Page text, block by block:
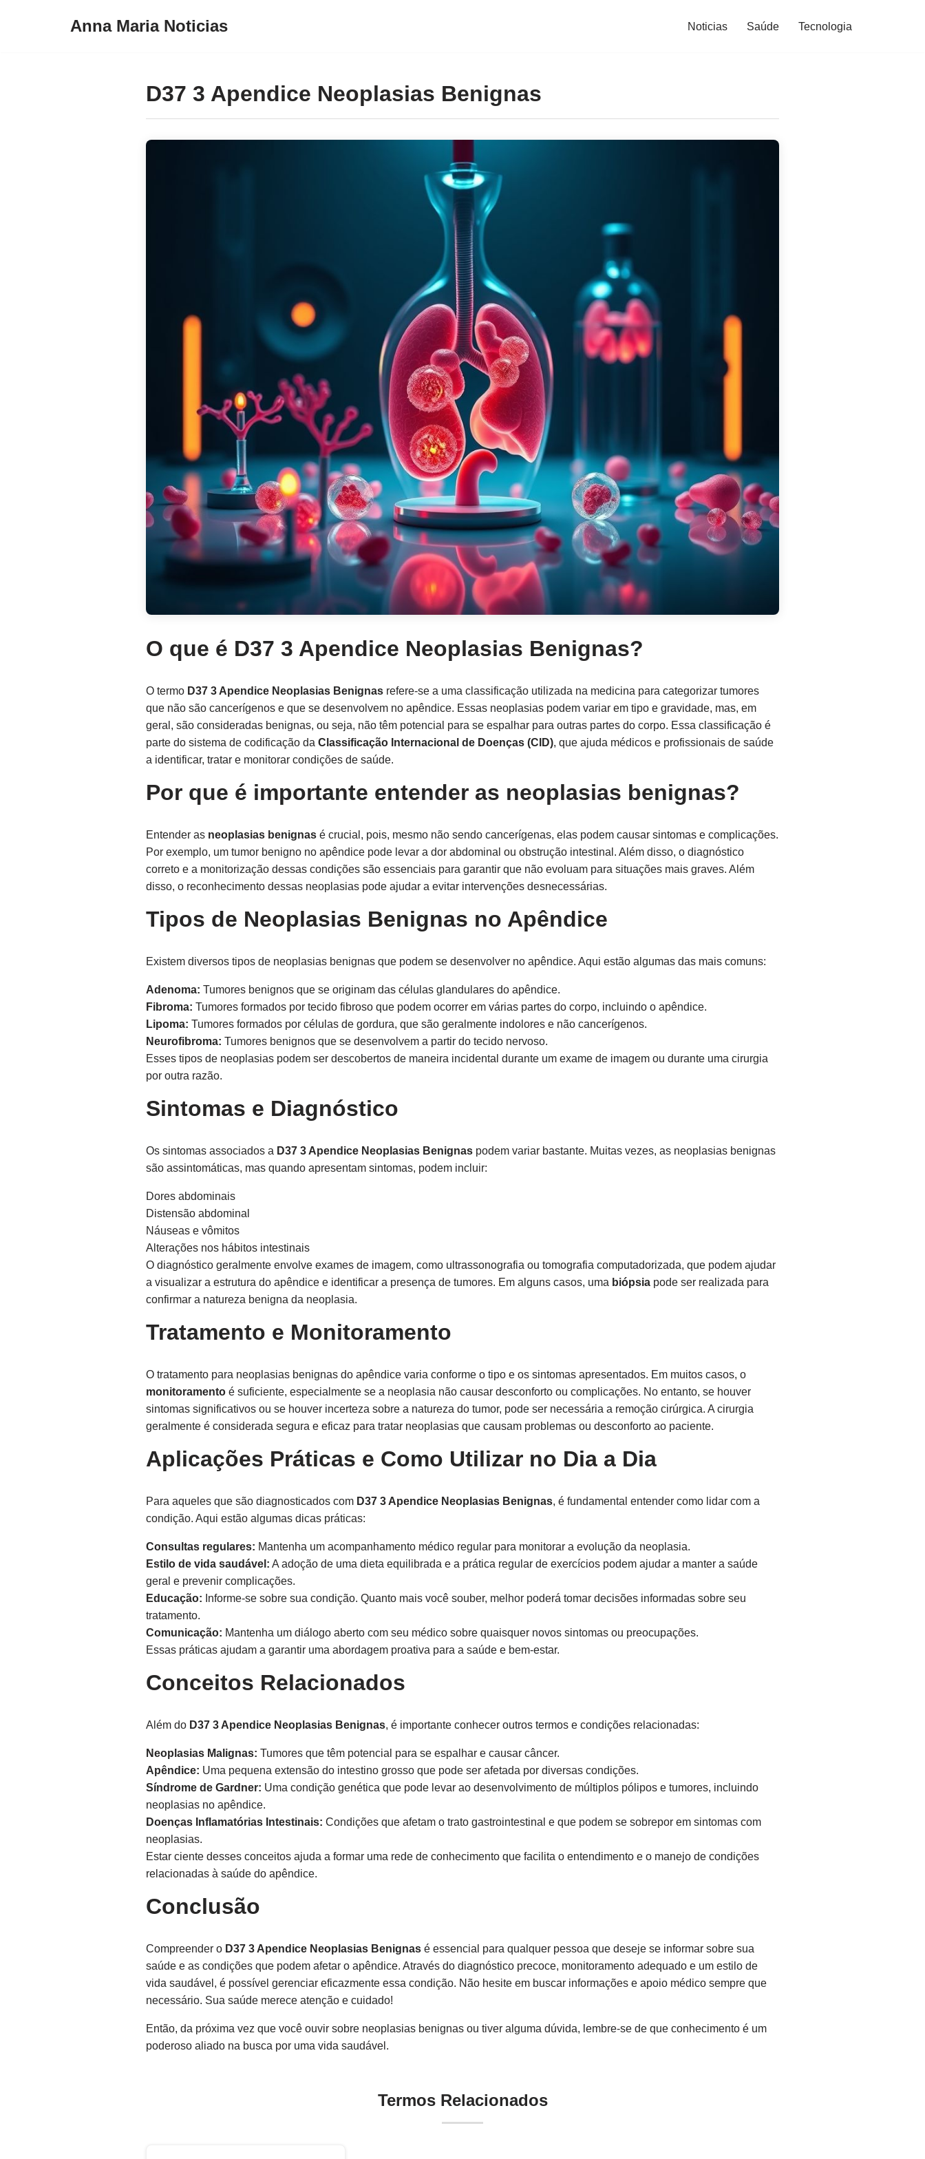
Anna Maria Noticias Noticias Saúde Tecnologia
D37 3 Apendice Neoplasias Benignas
O que é D37 3 Apendice Neoplasias Benignas?
O termo D37 3 Apendice Neoplasias Benignas refere-se a uma classificação utilizada na medicina para categorizar tumores
que não são cancerígenos e que se desenvolvem no apêndice. Essas neoplasias podem variar em tipo e gravidade, mas, em
geral, são consideradas benignas, ou seja, não têm potencial para se espalhar para outras partes do corpo. Essa classificação é
parte do sistema de codificação da Classificação Internacional de Doenças (CID), que ajuda médicos e profissionais de saúde
a identificar, tratar e monitorar condições de saúde.
Por que é importante entender as neoplasias benignas?
Entender as neoplasias benignas é crucial, pois, mesmo não sendo cancerígenas, elas podem causar sintomas e complicações.
Por exemplo, um tumor benigno no apêndice pode levar a dor abdominal ou obstrução intestinal. Além disso, o diagnóstico
correto e a monitorização dessas condições são essenciais para garantir que não evoluam para situações mais graves. Além
disso, o reconhecimento dessas neoplasias pode ajudar a evitar intervenções desnecessárias.
Tipos de Neoplasias Benignas no Apêndice
Existem diversos tipos de neoplasias benignas que podem se desenvolver no apêndice. Aqui estão algumas das mais comuns:
Adenoma: Tumores benignos que se originam das células glandulares do apêndice.
Fibroma: Tumores formados por tecido fibroso que podem ocorrer em várias partes do corpo, incluindo o apêndice.
Lipoma: Tumores formados por células de gordura, que são geralmente indolores e não cancerígenos.
Neurofibroma: Tumores benignos que se desenvolvem a partir do tecido nervoso.
Esses tipos de neoplasias podem ser descobertos de maneira incidental durante um exame de imagem ou durante uma cirurgia
por outra razão.
Sintomas e Diagnóstico
Os sintomas associados a D37 3 Apendice Neoplasias Benignas podem variar bastante. Muitas vezes, as neoplasias benignas
são assintomáticas, mas quando apresentam sintomas, podem incluir:
Dores abdominais
Distensão abdominal
Náuseas e vômitos
Alterações nos hábitos intestinais
O diagnóstico geralmente envolve exames de imagem, como ultrassonografia ou tomografia computadorizada, que podem ajudar
a visualizar a estrutura do apêndice e identificar a presença de tumores. Em alguns casos, uma biópsia pode ser realizada para
confirmar a natureza benigna da neoplasia.
Tratamento e Monitoramento
O tratamento para neoplasias benignas do apêndice varia conforme o tipo e os sintomas apresentados. Em muitos casos, o
monitoramento é suficiente, especialmente se a neoplasia não causar desconforto ou complicações. No entanto, se houver
sintomas significativos ou se houver incerteza sobre a natureza do tumor, pode ser necessária a remoção cirúrgica. A cirurgia
geralmente é considerada segura e eficaz para tratar neoplasias que causam problemas ou desconforto ao paciente.
Aplicações Práticas e Como Utilizar no Dia a Dia
Para aqueles que são diagnosticados com D37 3 Apendice Neoplasias Benignas, é fundamental entender como lidar com a
condição. Aqui estão algumas dicas práticas:
Consultas regulares: Mantenha um acompanhamento médico regular para monitorar a evolução da neoplasia.
Estilo de vida saudável: A adoção de uma dieta equilibrada e a prática regular de exercícios podem ajudar a manter a saúde
geral e prevenir complicações.
Educação: Informe-se sobre sua condição. Quanto mais você souber, melhor poderá tomar decisões informadas sobre seu
tratamento.
Comunicação: Mantenha um diálogo aberto com seu médico sobre quaisquer novos sintomas ou preocupações.
Essas práticas ajudam a garantir uma abordagem proativa para a saúde e bem-estar.
Conceitos Relacionados
Além do D37 3 Apendice Neoplasias Benignas, é importante conhecer outros termos e condições relacionadas:
Neoplasias Malignas: Tumores que têm potencial para se espalhar e causar câncer.
Apêndice: Uma pequena extensão do intestino grosso que pode ser afetada por diversas condições.
Síndrome de Gardner: Uma condição genética que pode levar ao desenvolvimento de múltiplos pólipos e tumores, incluindo
neoplasias no apêndice.
Doenças Inflamatórias Intestinais: Condições que afetam o trato gastrointestinal e que podem se sobrepor em sintomas com
neoplasias.
Estar ciente desses conceitos ajuda a formar uma rede de conhecimento que facilita o entendimento e o manejo de condições
relacionadas à saúde do apêndice.
Conclusão
Compreender o D37 3 Apendice Neoplasias Benignas é essencial para qualquer pessoa que deseje se informar sobre sua
saúde e as condições que podem afetar o apêndice. Através do diagnóstico precoce, monitoramento adequado e um estilo de
vida saudável, é possível gerenciar eficazmente essa condição. Não hesite em buscar informações e apoio médico sempre que
necessário. Sua saúde merece atenção e cuidado!
Então, da próxima vez que você ouvir sobre neoplasias benignas ou tiver alguma dúvida, lembre-se de que conhecimento é um
poderoso aliado na busca por uma vida saudável.
Termos Relacionados